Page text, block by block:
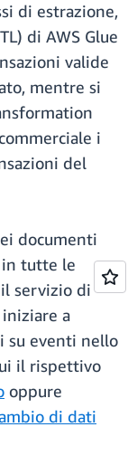
di estrazione,
di AWS Glue
valide
mentre si
i
del
documenti
in tutte le
servizio di
a
su eventi nello
il rispettivo
oppure
di dati